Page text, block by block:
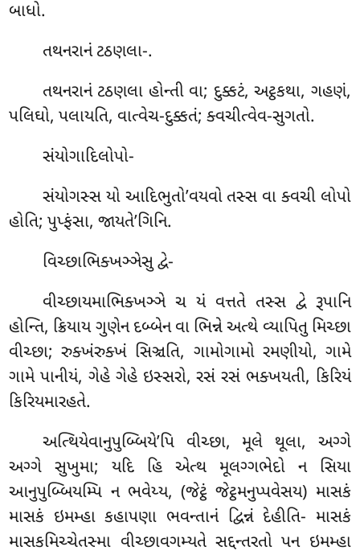
બાધો.
તથનરાનંટઠણલા-.
તથનરાનં ટઠણલા હોન્તી વા; દુક્કટં, અટ્ઠકથા, ગહણં,
પલિઘો, પલાયતિ, વાત્વેચ-દુક્કતં; ક્વચીત્વેવ-સુગતો.
સંયોગાદિલોપો-
સંયોગસ્સ યો આદિભુતો’વયવો તસ્સ વા ક્વચી લોપો
હોતિ; પુપ્ફંસા, જાયતે’ગિનિ.
વિચ્છાભિક્ખઞ્ઞેસુ દ્વે-
વીચ્છાયમાભિક્ખઞ્ઞે ચ યં વત્તતે તસ્સ દ્વે રૂપાનિ
હોન્તિ, ક્રિયાય ગુણેન દબ્બેન વા ભિન્ને અત્થે વ્યાપિતુ મિચ્છા
વીચ્છા; રુક્ખંરુક્ખં સિઞ્ચતિ, ગામોગામો રમણીયો, ગામે
ગામે પાનીયં, ગેહે ગેહે ઇસ્સરો, રસં રસં ભક્ખયતી, કિરિયં
કિરિયમારહતે.
અત્થિયેવાનુપુબ્બિયે’પિ વીચ્છા, મૂલે થૂલા, અગ્ગે
અગ્ગે સુખુમા; યદિ હિ એત્થ મૂલગ્ગભેદો ન સિયા
આનુપુબ્બિયમ્પિ ન ભવેય્ય, (જેટ્ઠં જેટ્ઠમનુપ્પવેસય) માસકં
માસકં ઇમમ્હા કહાપણા ભવન્તાનં દ્વિન્નં દેહીતિ- માસકં
માસકમિચ્ચેતસ્મા વીચ્છાવગમ્યતે સદ્દન્તરતો પન ઇમમ્હા